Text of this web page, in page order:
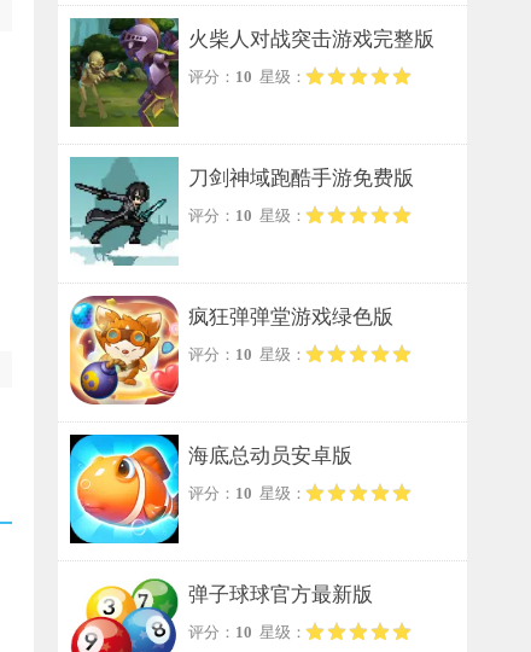
火柴人对战突击游戏完整版
评分： 10 星级：
刀剑神域跑酷手游免费版
评分： 10 星级：
疯狂弹弹堂游戏绿色版
评分： 10 星级：
海底总动员安卓版
评分： 10 星级：
弹子球球官方最新版
评分： 10 星级：